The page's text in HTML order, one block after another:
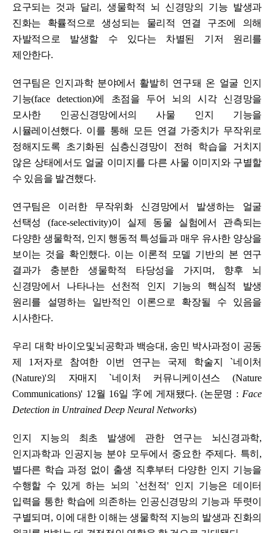
요구되는 것과 달리 , 생물학적 뇌 신경망의 기능 발생과
진화는 확률적으로 생성되는 물리적 연결 구조에 의해
자발적으로 발생할 수 있다는 차별된 기저 원리를
제안한다.
연구팀은 인지과학 분야에서 활발히 연구돼 온 얼굴 인지
기능(face detection)에 초점을 두어 뇌의 시각 신경망을
모사한 인공신경망에서의 사물 인지 기능을
시뮬레이션했다. 이를 통해 모든 연결 가중치가 무작위로
정해지도록 초기화된 심층신경망이 전혀 학습을 거치지
않은 상태에서도 얼굴 이미지를 다른 사물 이미지와 구별할
수 있음을 발견했다.
연구팀은 이러한 무작위화 신경망에서 발생하는 얼굴
선택성 (face-selectivity)이 실제 동물 실험에서 관측되는
다양한 생물학적, 인지 행동적 특성들과 매우 유사한 양상을
보이는 것을 확인했다. 이는 이론적 모델 기반의 본 연구
결과가 충분한 생물학적 타당성을 가지며 , 향후 뇌
신경망에서 나타나는 선천적 인지 기능의 핵심적 발생
원리를 설명하는 일반적인 이론으로 확장될 수 있음을
시사한다.
우리 대학 바이오및뇌공학과 백승대 , 송민 박사과정이 공동
제 1 저자로 참여한 이번 연구는 국제 학술지 `네이처
(Nature)'의 자매지 `네이처 커뮤니케이션스 (Nature
Communications)' 12월 16일 字에 게재됐다. (논문명 : Face
Detection in Untrained Deep Neural Networks)
인지 지능의 최초 발생에 관한 연구는 뇌신경과학,
인지과학과 인공지능 분야 모두에서 중요한 주제다. 특히 ,
별다른 학습 과정 없이
출생 직후부터 다양한 인지 기능을
수행할 수 있게 하는 뇌의 `선천적' 인지 기능은 데이터
입력을 통한 학습에 의존하는 인공신경망의 기능과 뚜렷이
구별되며 , 이에 대한 이해는 생물학적 지능의 발생과 진화의